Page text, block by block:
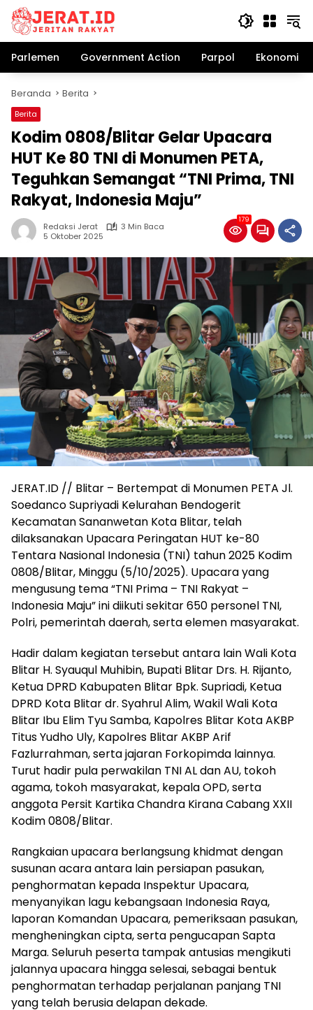
Langsung
konten
Parlemen
Government Action Parpol Ekonomi
Beranda Berita
Berita
Kodim 0808/Blitar Gelar Upacara
HUT Ke 80 TNI di Monumen PETA,
Teguhkan Semangat “TNI Prima, TNI
Rakyat, Indonesia Maju”
Redaksi Jerat
3 Min Baca
5 Oktober 2025
179
JERAT.ID // Blitar – Bertempat di Monumen PETA Jl.
Soedanco Supriyadi Kelurahan Bendogerit
Kecamatan Sananwetan Kota Blitar, telah
dilaksanakan Upacara Peringatan HUT ke-80
Tentara Nasional Indonesia (TNI) tahun 2025 Kodim
0808/Blitar, Minggu (5/10/2025). Upacara yang
mengusung tema “TNI Prima – TNI Rakyat –
Indonesia Maju” ini diikuti sekitar 650 personel TNI,
Polri, pemerintah daerah, serta elemen masyarakat.
Hadir dalam kegiatan tersebut antara lain Wali Kota
Blitar H. Syauqul Muhibin, Bupati Blitar Drs. H. Rijanto,
Ketua DPRD Kabupaten Blitar Bpk. Supriadi, Ketua
DPRD Kota Blitar dr. Syahrul Alim, Wakil Wali Kota
Blitar Ibu Elim Tyu Samba, Kapolres Blitar Kota AKBP
Titus Yudho Uly, Kapolres Blitar AKBP Arif
Fazlurrahman, serta jajaran Forkopimda lainnya.
Turut hadir pula perwakilan TNI AL dan AU, tokoh
agama, tokoh masyarakat, kepala OPD, serta
anggota Persit Kartika Chandra Kirana Cabang XXII
Kodim 0808/Blitar.
Rangkaian upacara berlangsung khidmat dengan
susunan acara antara lain persiapan pasukan,
penghormatan kepada Inspektur Upacara,
menyanyikan lagu kebangsaan Indonesia Raya,
laporan Komandan Upacara, pemeriksaan pasukan,
mengheningkan cipta, serta pengucapan Sapta
Marga. Seluruh peserta tampak antusias mengikuti
jalannya upacara hingga selesai, sebagai bentuk
penghormatan terhadap perjalanan panjang TNI
yang telah berusia delapan dekade.